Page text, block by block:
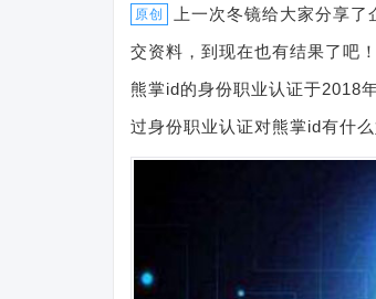
原创 上一次冬镜给大家分享了
交资料，到现在也有结果了吧
熊掌id的身份职业认证于2018
过身份职业认证对熊掌id有什么